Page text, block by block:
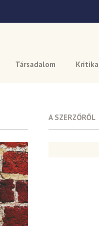
Társadalom Kritika
A SZERZŐRŐL